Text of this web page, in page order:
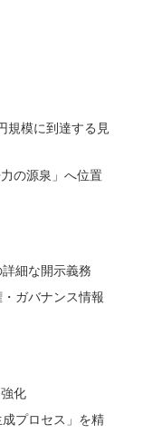
規模に到達する見
の源泉」へ位置
細な開示義務
ガバナンス情報
化
プロセス」を精